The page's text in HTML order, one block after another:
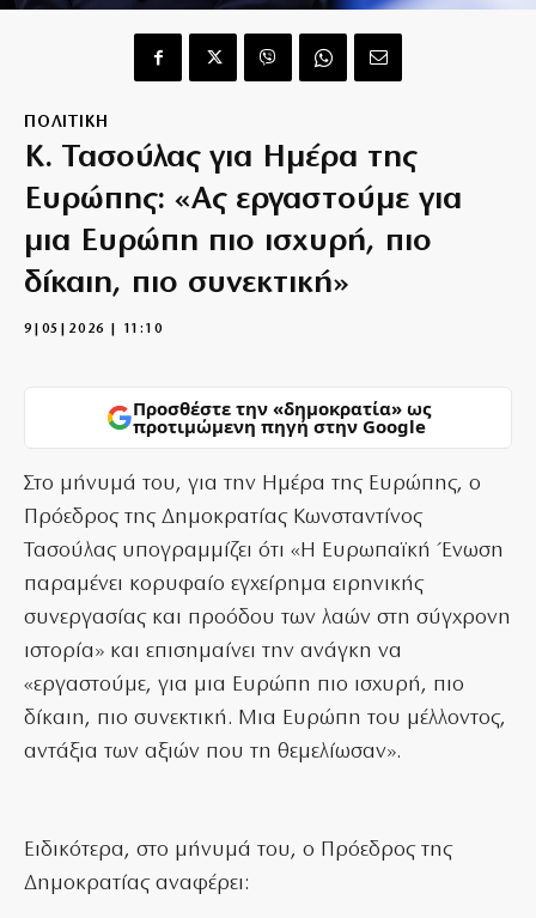
ΠΟΛΙΤΙΚΗ
Κ. Τασούλας για Ημέρα της
Ευρώπης: «Ας εργαστούμε για
μια Ευρώπη πιο ισχυρή, πιο
δίκαιη, πιο συνεκτική»
9|05|2026 | 11:10
Προσθέστε την «δημοκρατία» ως
προτιμώμενη πηγή στην Google
Στο μήνυμά του, για την Ημέρα της Ευρώπης, ο
Πρόεδρος της Δημοκρατίας Κωνσταντίνος
Τασούλας υπογραμμίζει ότι «Η Ευρωπαϊκή Ένωση
παραμένει κορυφαίο εγχείρημα ειρηνικής
συνεργασίας και προόδου των λαών στη σύγχρονη
ιστορία» και επισημαίνει την ανάγκη να
«εργαστούμε, για μια Ευρώπη πιο ισχυρή, πιο
δίκαιη, πιο συνεκτική. Μια Ευρώπη του μέλλοντος,
αντάξια των αξιών που τη θεμελίωσαν».
Ειδικότερα, στο μήνυμά του, ο Πρόεδρος της
Δημοκρατίας αναφέρει: